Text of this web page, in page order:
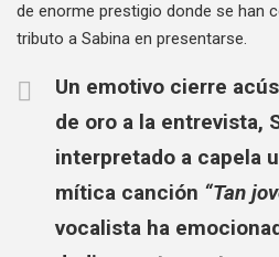
de enorme prestigio donde se han
tributo a Sabina en presentarse.
Un emotivo cierre
de oro a la entrevista,
interpretado a capela
mítica canción “Tan
vocalista ha